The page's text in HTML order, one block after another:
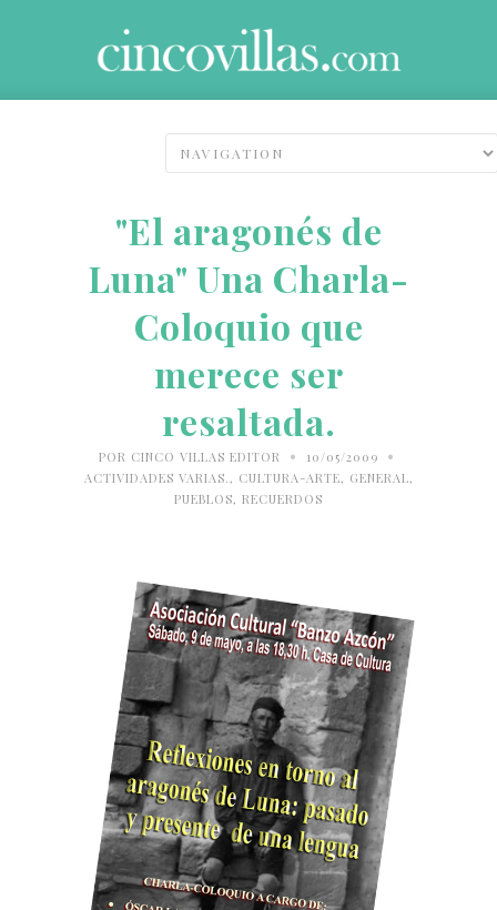
"El aragonés de
Luna" Una Charla-
Coloquio que
merece ser
resaltada.
POR CINCO VILLAS EDITOR • 10/05/2009 •
ACTIVIDADES VARIAS. , CULTURA-ARTE, GENERAL,
PUEBLOS, RECUERDOS